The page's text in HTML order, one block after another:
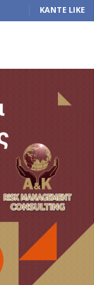
ΚΆΝΤΕ LIKE